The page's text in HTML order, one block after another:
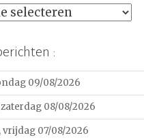
:
09/08/2026
08/08/2026
vrijdag 07/08/2026